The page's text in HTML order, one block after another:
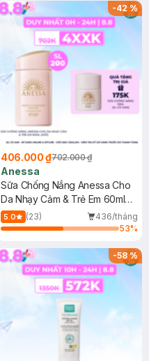
-42%
406.000 ₫702.000 ₫
Anessa
Sữa Chống Nắng Anessa Cho
Da Nhạy Cảm & Trẻ Em 60ml
(Mới)
5.0 (23)
436/tháng
53%
-58%